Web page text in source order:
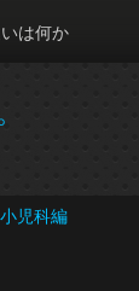
は何か
児科編